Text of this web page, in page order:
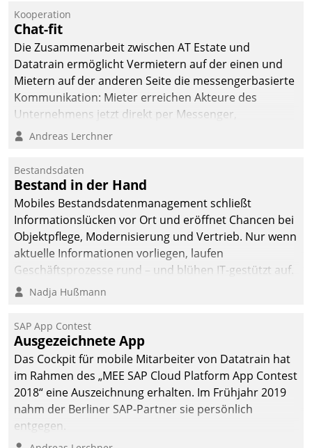
kommunale Wohnungsbauunternehmen daher
gemeinsam mit der Berliner Datatrain GmbH den
Teilprozess der Objektsanierung digitalisiert.
Kooperation
Chat-fit
Die Zusammenarbeit zwischen AT Estate und
Datatrain ermöglicht Vermietern auf der einen und
Mietern auf der anderen Seite die messengerbasierte
Kommunikation: Mieter erreichen Akteure des
Unternehmens jetzt direkt per Messenger,
Mitarbeiter oder Dienstleister empfangen oder
Andreas Lerchner
Bestandsdaten
Bestand in der Hand
Mobiles Bestandsdatenmanagement schließt
Informationslücken vor Ort und eröffnet Chancen bei
Objektpflege, Modernisierung und Vertrieb. Nur wenn
aktuelle Informationen vorliegen, laufen
Geschäftsprozesse rund – und blühen IT-gestützt auf.
Nadja Hußmann
SAP App Contest
Ausgezeichnete App
Das Cockpit für mobile Mitarbeiter von Datatrain hat
im Rahmen des „MEE SAP Cloud Platform App Contest
2018“ eine Auszeichnung erhalten. Im Frühjahr 2019
nahm der Berliner SAP-Partner sie persönlich
entgegen.